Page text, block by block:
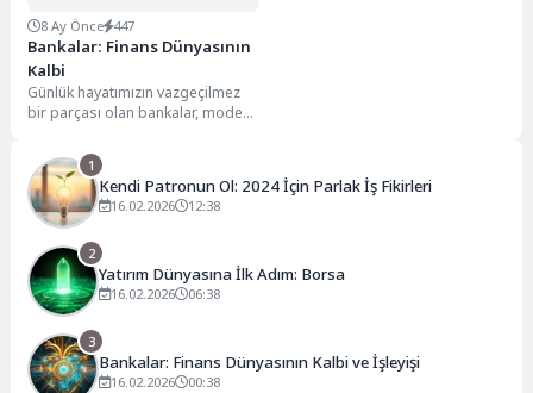
8 Ay Önce 447
Bankalar: Finans Dünyasının
Kalbi
Günlük hayatımızın vazgeçilmez
bir parçası olan bankalar, modern
Para çekmekten fatura
ödemeye,...
1
Kendi Patronun Ol: 2024 İçin Parlak İş Fikirleri
16.02.2026 12:38
2
Yatırım Dünyasına İlk Adım: Borsa
16.02.2026 06:38
3
Bankalar: Finans Dünyasının Kalbi ve İşleyişi
16.02.2026 00:38